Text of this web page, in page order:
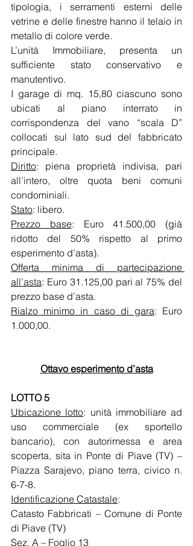
tipologia, i serramenti esterni delle
vetrine e delle finestre hanno il telaio in
metallo di colore verde.
L’unità Immobiliare, presenta un
sufficiente stato conservativo e
manutentivo.
I garage di mq. 15,80 ciascuno sono
ubicati al piano interrato in
corrispondenza del vano “scala D”
collocati sul lato sud del fabbricato
principale.
Diritto: piena proprietà indivisa, pari
all’intero, oltre quota beni comuni
condominiali.
Stato: libero.
Prezzo base: Euro 41.500,00 (già
ridotto del 50% rispetto al primo
esperimento d’asta).
Offerta minima di partecipazione
all’asta: Euro 31.125,00 pari al 75% del
prezzo base d’asta.
Rialzo minimo in caso di gara: Euro
1.000,00.
Ottavo esperimento d’asta
LOTTO 5
Ubicazione lotto: unità immobiliare ad
uso commerciale (ex sportello
bancario), con autorimessa e area
scoperta, sita in Ponte di Piave (TV) –
Piazza Sarajevo, piano terra, civico n.
6-7-8.
Identificazione Catastale:
Catasto Fabbricati – Comune di Ponte
di Piave (TV)
Sez. A – Foglio 13